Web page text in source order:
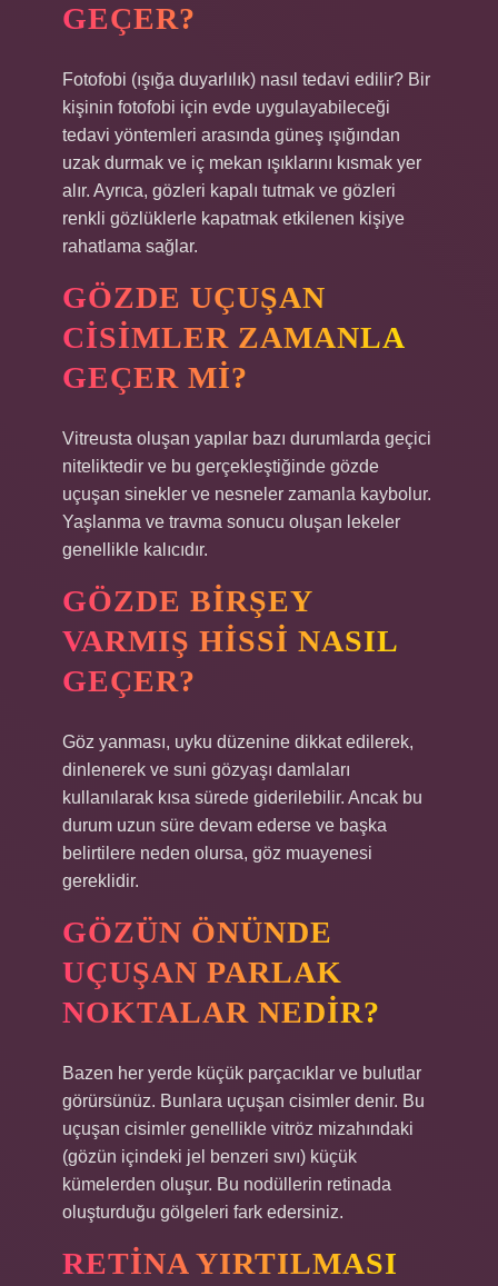
GEÇER?
Fotofobi (ışığa duyarlılık) nasıl tedavi edilir? Bir
kişinin fotofobi için evde uygulayabileceği
tedavi yöntemleri arasında güneş ışığından
uzak durmak ve iç mekan ışıklarını kısmak yer
alır. Ayrıca, gözleri kapalı tutmak ve gözleri
renkli gözlüklerle kapatmak etkilenen kişiye
rahatlama sağlar.
GÖZDE UÇUŞAN
CISIMLER ZAMANLA
GEÇER MI?
Vitreusta oluşan yapılar bazı durumlarda geçici
niteliktedir ve bu gerçekleştiğinde gözde
uçuşan sinekler ve nesneler zamanla kaybolur.
Yaşlanma ve travma sonucu oluşan lekeler
genellikle kalıcıdır.
GÖZDE BIRŞEY
VARMIŞ HISSI NASIL
GEÇER?
Göz yanması, uyku düzenine dikkat edilerek,
dinlenerek ve suni gözyaşı damlaları
kullanılarak kısa sürede giderilebilir. Ancak bu
durum uzun süre devam ederse ve başka
belirtilere neden olursa, göz muayenesi
gereklidir.
GÖZÜN ÖNÜNDE
UÇUŞAN PARLAK
NOKTALAR NEDIR?
Bazen her yerde küçük parçacıklar ve bulutlar
görürsünüz. Bunlara uçuşan cisimler denir. Bu
uçuşan cisimler genellikle vitröz mizahındaki
(gözün içindeki jel benzeri sıvı) küçük
kümelerden oluşur. Bu nodüllerin retinada
oluşturduğu gölgeleri fark edersiniz.
RETINA YIRTILMASI